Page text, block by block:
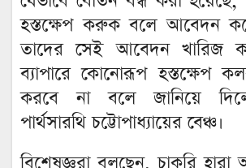
হস্তক্ষেপ করুক বলে আবেদন
তাদের সেই আবেদন খারিজ
ব্যাপারে কোনোরূপ হস্তক্ষেপ
করবে না বলে জানিয়ে
পার্থসারথি চট্টোপাধ্যায়ের বেঞ্চ।